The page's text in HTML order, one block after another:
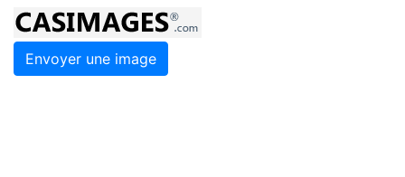
Envoyer une image